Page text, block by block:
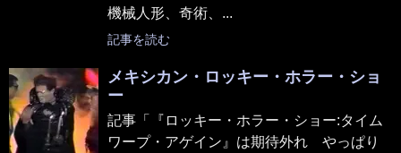
機械人形、奇術、...
記事を読む
メキシカン・ロッキー・ホラー・ショ
ー
記事「『ロッキー・ホラー・ショー:タイム
ワープ・アゲイン』は期待外れ やっぱり